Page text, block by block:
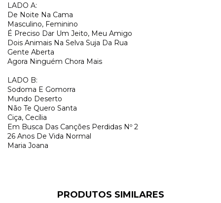
LADO A:
De Noite Na Cama
Masculino, Feminino
É Preciso Dar Um Jeito, Meu Amigo
Dois Animais Na Selva Suja Da Rua
Gente Aberta
Agora Ninguém Chora Mais
LADO B:
Sodoma E Gomorra
Mundo Deserto
Não Te Quero Santa
Ciça, Cecília
Em Busca Das Canções Perdidas Nº 2
26 Anos De Vida Normal
Maria Joana
PRODUTOS SIMILARES